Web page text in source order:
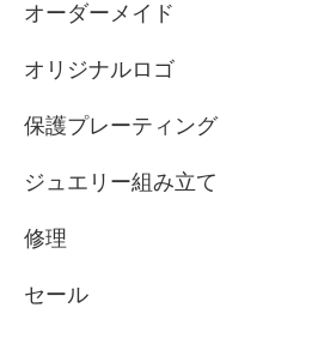
オーダーメイド
オリジナルロゴ
保護プレーティング
ジュエリー組み立て
修理
セール